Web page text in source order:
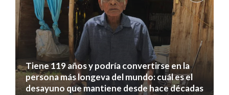
Tiene 119 años y podría convertirse en la
persona más longeva del mundo: cuál es el
desayuno que mantiene desde hace décadas